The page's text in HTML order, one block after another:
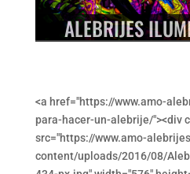
ALEBRIJES
<a href="https://www.amo-
para-hacer-un-alebrije/"><div
src="https://www.amo-
content/uploads/2016/08/